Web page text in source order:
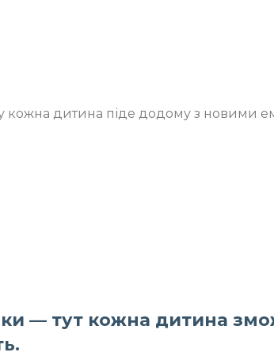
кожна дитина піде додому з новими
— тут кожна дитина